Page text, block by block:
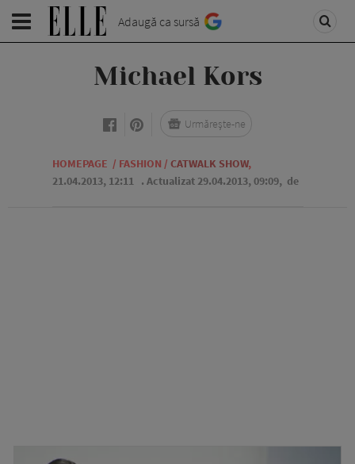
Adaugă ca sursă
Michael Kors
HOMEPAGE / FASHION / CATWALK SHOW,
21.04.2013, 12:11 . Actualizat 29.04.2013, 09:09, de
Urmărește-ne